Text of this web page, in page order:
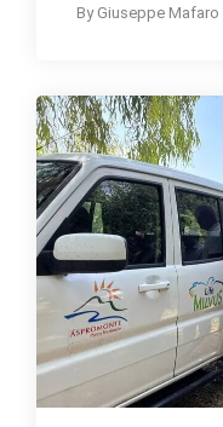
By Giuseppe Mafaro